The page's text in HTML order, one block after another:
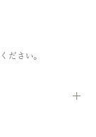
ださい。